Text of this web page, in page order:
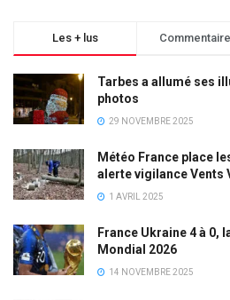
Les + lus
Tarbes a allumé ses
photos
29 NOVEMBRE 2025
Météo France place
alerte vigilance Vents
1 AVRIL 2025
France Ukraine 4 à 0,
Mondial 2026
14 NOVEMBRE 2025